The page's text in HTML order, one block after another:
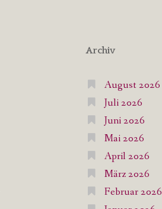
Archiv
August 2026
Juli 2026
Juni 2026
Mai 2026
April 2026
März 2026
Februar 2026